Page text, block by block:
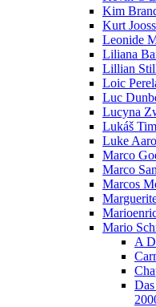
Kim
Kurt Jooss
Leonide
Liliana
Lillian
Loic
Luc
Lucyna
Lukáš
Luke
Marco
Marco
Marcos
Mario
A